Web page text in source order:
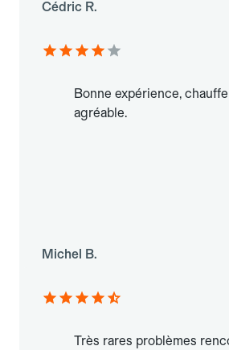
Cédric R.
Bonne expérience,
agréable.
Michel B.
Très rares problèmes